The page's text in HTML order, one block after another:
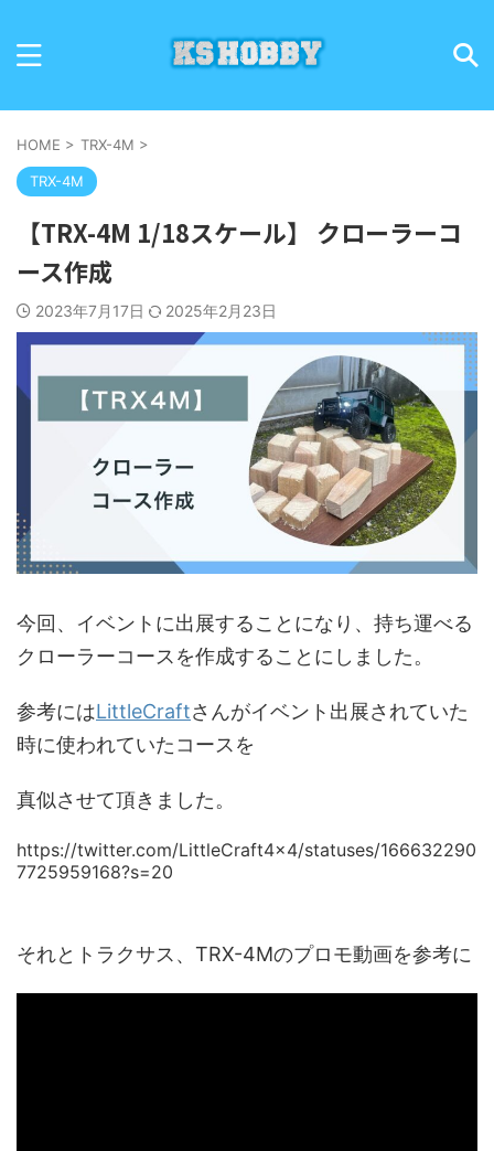
HOME > TRX-4M >
TRX-4M
【TRX-4M 1/18スケール】 クローラーコ
ース作成
2023年7月17日 2025年2月23日
今回、イベントに出展することになり、持ち運べる
クローラーコースを作成することにしました。
参考にはLittleCraftさんがイベント出展されていた
時に使われていたコースを
真似させて頂きました。
https://twitter.com/LittleCraft4x4/statuses/166632290
7725959168?s=20
それとトラクサス、TRX-4Mのプロモ動画を参考に